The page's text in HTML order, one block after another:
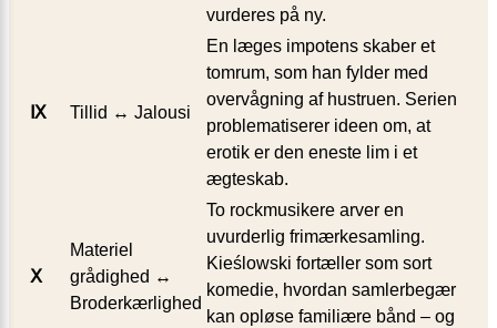
vurderes på ny.
Ⅸ Tillid ↔ Jalousi
En læges impotens skaber et
tomrum, som han fylder med
overvågning af hustruen. Serien
problematiserer ideen om, at
erotik er den eneste lim i et
ægteskab.
Ⅹ
Materiel
grådighed ↔
Broderkærlighed
To rockmusikere arver en
uvurderlig frimærkesamling.
Kieślowski fortæller som sort
komedie, hvordan samlerbegær
kan opløse familiære bånd – og